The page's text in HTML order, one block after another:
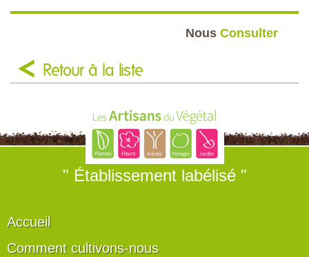
Nous Consulter
Retour à la liste
" Établissement labélisé "
Accueil
Comment cultivons-nous